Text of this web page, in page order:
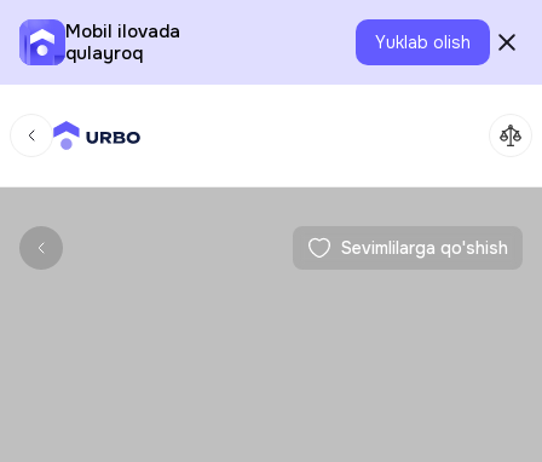
Mobil ilovada
qulayroq
Yuklab olish
Sevimlilarga qo'shish